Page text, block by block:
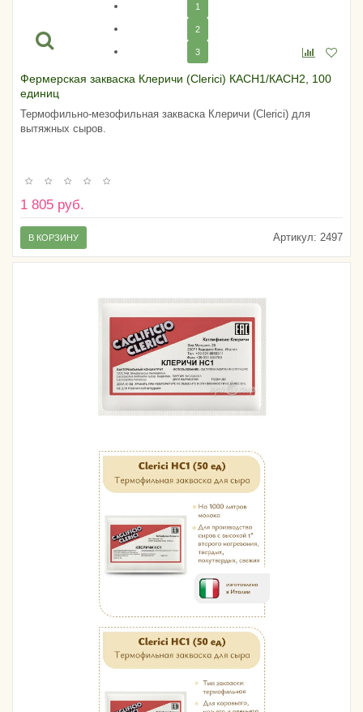
1
2
3
Фермерская закваска Клеричи (Clerici) КАСН1/КАСН2, 100
единиц
Термофильно-мезофильная закваска Клеричи (Clerici) для
вытяжных сыров.
1 805 руб.
Артикул: 2497
В КОРЗИНУ